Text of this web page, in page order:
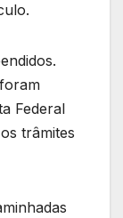
Federal
trâmites